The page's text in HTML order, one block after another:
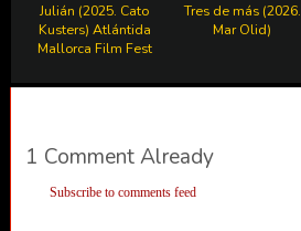
Julián (2025. Cato
Kusters) Atlántida
Mallorca Film Fest
Tres de más (2026.
Mar Olid)
1 Comment Already
Subscribe to comments feed